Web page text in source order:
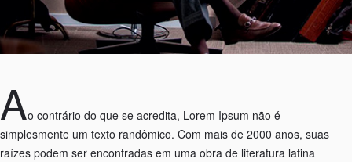
Ao contrário do que se acredita, Lorem Ipsum não é
simplesmente um texto randômico. Com mais de 2000 anos, suas
raízes podem ser encontradas em uma obra de literatura latina